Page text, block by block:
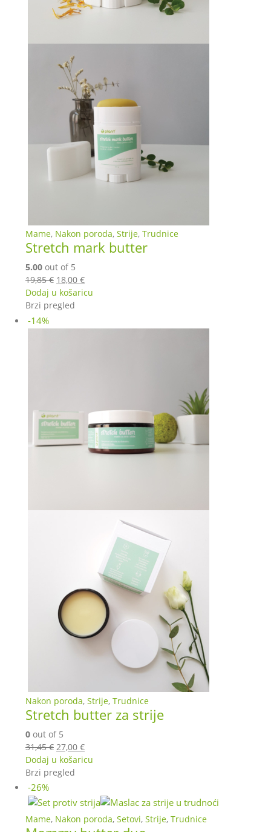
Mame, Nakon poroda, Strije, Trudnice
Stretch mark butter
5.00 out of 5
19,85€ Izvorna
cijena
bila
19,85 €.
18,00 €Trenutna
cijena
Dodaj u košaricu
Brzi pregled
-14%
Nakon poroda, Strije, Trudnice
Stretch butter za strije
0 out of 5
31,45€ Izvorna
cijena
bila
31,45 €.
27,00 €Trenutna
cijena
Dodaj u košaricu
Brzi pregled
-26%
Mame, Nakon poroda, Setovi, Strije, Trudnice